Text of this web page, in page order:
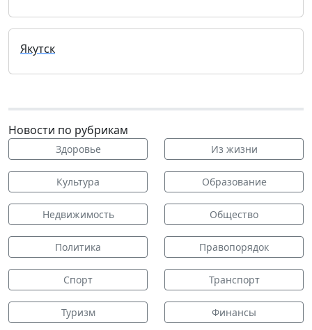
Якутск
Новости по рубрикам
Здоровье Из жизни
Культура Образование
Недвижимость Общество
Политика Правопорядок
Спорт Транспорт
Туризм Финансы